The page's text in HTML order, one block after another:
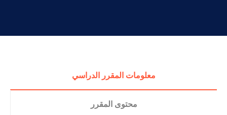
معلومات المقرر الدراسي
محتوى المقرر